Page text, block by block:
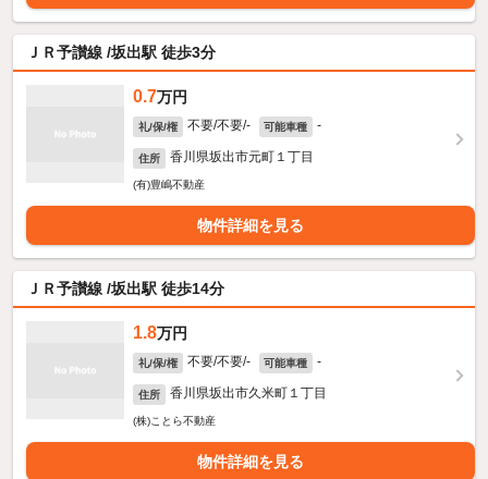
ＪＲ予讃線 /坂出駅 徒歩3分
0.7万円
礼/保/権 不要/不要/- 可能車種 -
住所 香川県坂出市元町１丁目
(有)豊嶋不動産
物件詳細を見る
ＪＲ予讃線 /坂出駅 徒歩14分
1.8万円
礼/保/権 不要/不要/- 可能車種 -
住所 香川県坂出市久米町１丁目
(株)ことら不動産
物件詳細を見る